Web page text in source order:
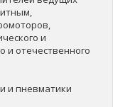
и
и отечественного
и пневматики